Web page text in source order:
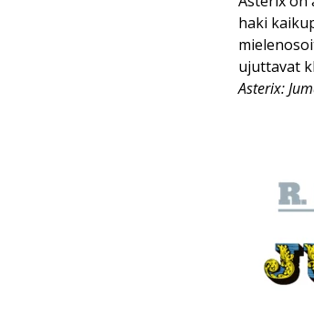
haki
ujuttavat
Asterix: